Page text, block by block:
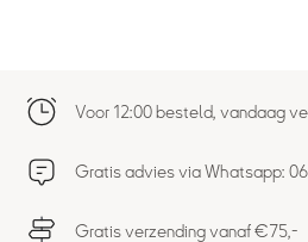
Voor 12:00 besteld, vandaag
Gratis advies via Whatsapp: 06
Gratis verzending vanaf €75,-